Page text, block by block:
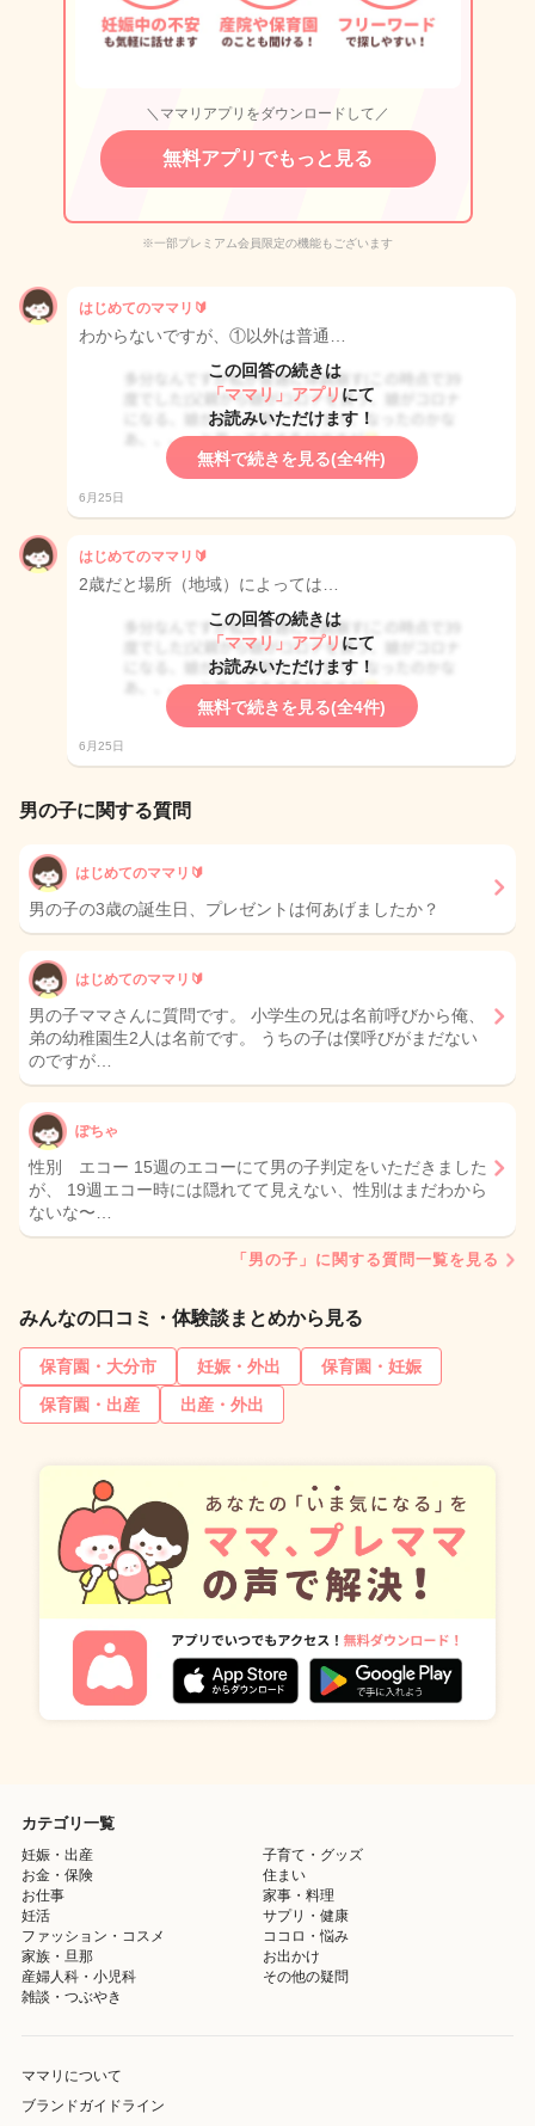
＼ママリアプリをダウンロードして／
無料アプリでもっと見る
※一部プレミアム会員限定の機能もございます
はじめてのママリ🔰
わからないですが、①以外は普通…
この回答の続きは
「ママリ」アプリ にて
お読みいただけます！
無料で続きを見る(全4件)
6月25日
はじめてのママリ🔰
2歳だと場所（地域）によっては…
この回答の続きは
「ママリ」アプリ にて
お読みいただけます！
無料で続きを見る(全4件)
6月25日
男の子に関する質問
はじめてのママリ🔰
男の子の3歳の誕生日、プレゼントは何あげましたか？
はじめてのママリ🔰
男の子ママさんに質問です。 小学生の兄は名前呼びから俺、
弟の幼稚園生2人は名前です。 うちの子は僕呼びがまだない
のですが…
ぽちゃ
性別 エコー 15週のエコーにて男の子判定をいただきました
が、 19週エコー時には隠れてて見えない、性別はまだわから
ないな〜…
「男の子」に関する質問一覧を見る
みんなの口コミ・体験談まとめから見る
保育園・大分市 妊娠・外出
保育園・妊娠
保育園・出産
出産・外出
カテゴリ一覧
妊娠・出産
子育て・グッズ
お金・保険
住まい
お仕事
家事・料理
妊活
サプリ・健康
ファッション・コスメ
ココロ・悩み
家族・旦那
お出かけ
産婦人科・小児科
その他の疑問
雑談・つぶやき
ママリについて
ブランドガイドライン